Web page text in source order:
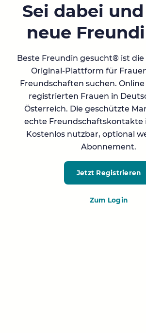
Sei dabei
neue
Beste Freundin gesucht® ist
Original-Plattform für
Freundschaften suchen. Online
registrierten Frauen in
Österreich. Die geschützte
echte Freundschaftskontakte
Kostenlos nutzbar, optional
Abonnement.
Jetzt Registrieren
Zum Login